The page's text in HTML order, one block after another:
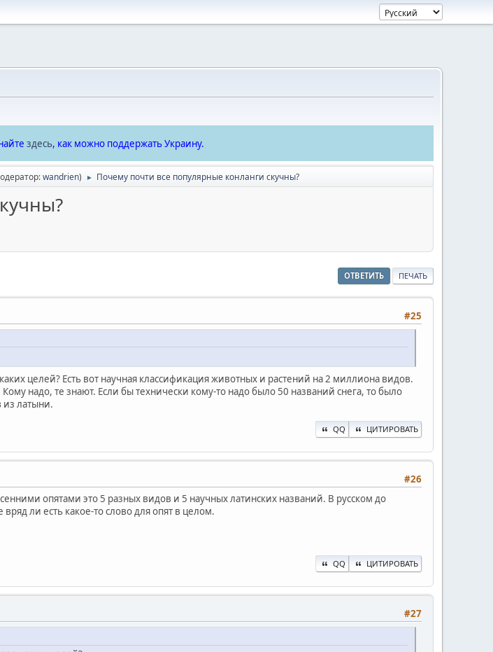
здесь, как можно поддержать Украину.
wandrien) ► Почему почти все популярные конланги скучны?
ОТВЕТИТЬ ПЕЧАТЬ
#25
целей? Есть вот научная классификация животных и растений на 2 миллиона видов.
надо, те знают. Если бы технически кому-то надо было 50 названий снега, то было
латыни.
QQ ЦИТИРОВАТЬ
#26
опятами это 5 разных видов и 5 научных латинских названий. В русском до
вряд ли есть какое-то слово для опят в целом.
QQ ЦИТИРОВАТЬ
#27